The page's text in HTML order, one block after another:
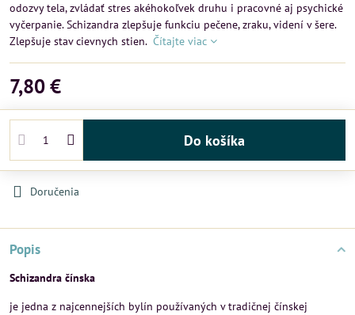
odozvy tela, zvládať stres akéhokoľvek druhu i pracovné aj psychické
vyčerpanie. Schizandra zlepšuje funkciu pečene, zraku, videní v šere.
Zlepšuje stav cievnych stien. Čítajte viac
7,80 €
Do košíka
Doručenia
Popis
Schizandra čínska
je jedna z najcennejších bylín používaných v tradičnej čínskej